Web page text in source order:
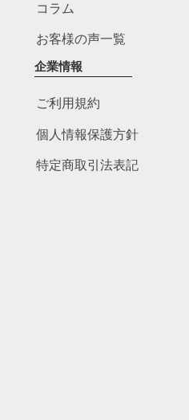
コラム
お客様の声一覧
企業情報
ご利用規約
個人情報保護方針
特定商取引法表記